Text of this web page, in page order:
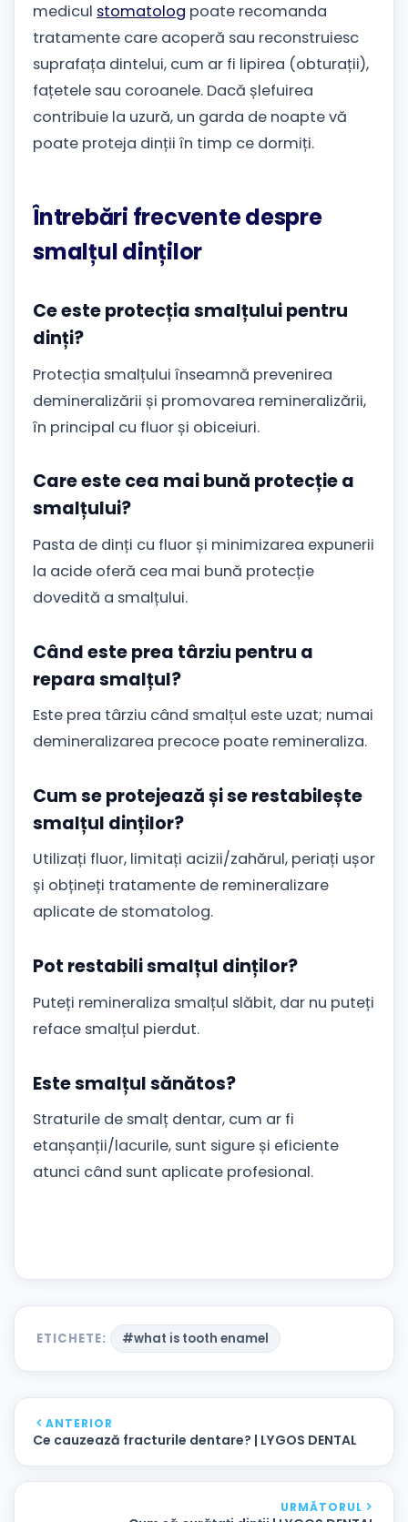
medicul stomatolog poate recomanda
tratamente care acoperă sau reconstruiesc
suprafața dintelui, cum ar fi lipirea (obturații),
fațetele sau coroanele. Dacă șlefuirea
contribuie la uzură, un garda de noapte vă
poate proteja dinții în timp ce dormiți.
Întrebări frecvente despre
smalțul dinților
Ce este protecția smalțului pentru
dinți?
Protecția smalțului înseamnă prevenirea
demineralizării și promovarea remineralizării,
în principal cu fluor și obiceiuri.
Care este cea mai bună protecție a
smalțului?
Pasta de dinți cu fluor și minimizarea expunerii
la acide oferă cea mai bună protecție
dovedită a smalțului.
Când este prea târziu pentru a
repara smalțul?
Este prea târziu când smalțul este uzat; numai
demineralizarea precoce poate remineraliza.
Cum se protejează și se restabilește
smalțul dinților?
Utilizați fluor, limitați acizii/zahărul, periați ușor
și obțineți tratamente de remineralizare
aplicate de stomatolog.
Pot restabili smalțul dinților?
Puteți remineraliza smalțul slăbit, dar nu puteți
reface smalțul pierdut.
Este smalțul sănătos?
Straturile de smalț dentar, cum ar fi
etanșanții/lacurile, sunt sigure și eficiente
atunci când sunt aplicate profesional.
ETICHETE: #what is tooth enamel
ANTERIOR
Ce cauzează fracturile dentare? | LYGOS DENTAL
URMĂTORUL